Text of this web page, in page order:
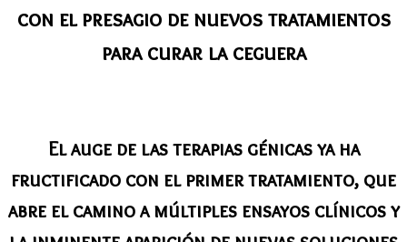
con el presagio de nuevos tratamientos
para curar la ceguera
El auge de las terapias génicas ya ha
fructificado con el primer tratamiento, que
abre el camino a múltiples ensayos clínicos y